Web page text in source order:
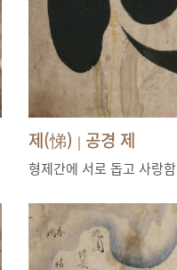
제(悌) | 공경 제
형제간에 서로 돕고 사랑함